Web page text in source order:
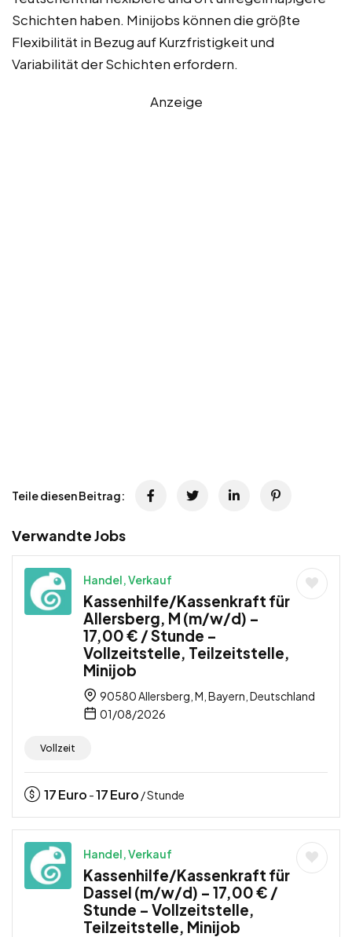
Schichten haben. Minijobs können die größte
Flexibilität in Bezug auf Kurzfristigkeit und
Variabilität der Schichten erfordern.
Anzeige
Teile diesen Beitrag:
Verwandte Jobs
Handel, Verkauf
Kassenhilfe/Kassenkraft für
Allersberg, M (m/w/d) –
17,00 € / Stunde –
Vollzeitstelle, Teilzeitstelle,
Minijob
90580 Allersberg, M, Bayern, Deutschland
01/08/2026
Vollzeit
17Euro -17Euro / Stunde
Handel, Verkauf
Kassenhilfe/Kassenkraft für
Dassel (m/w/d) – 17,00 € /
Stunde – Vollzeitstelle,
Teilzeitstelle, Minijob